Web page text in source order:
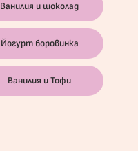
Ванилия и шоколад
Йогурт боровинка
Ванилия и Тофи